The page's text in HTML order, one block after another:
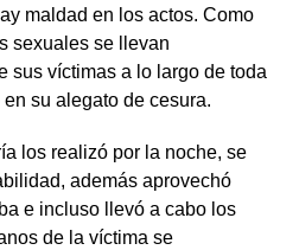
maldad en los actos. Como
sexuales se llevan
sus víctimas a lo largo de toda
en su alegato de cesura.
los realizó por la noche, se
además aprovechó
e incluso llevó a cabo los
de la víctima se